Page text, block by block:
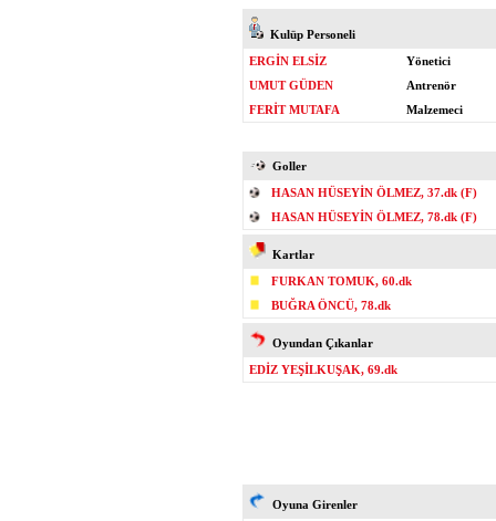
Kulüp Personeli
ERGİN ELSİZ
Yönetici
UMUT GÜDEN
Antrenör
FERİT MUTAFA
Malzemeci
Goller
HASAN HÜSEYİN ÖLMEZ, 37.dk (F)
HASAN HÜSEYİN ÖLMEZ, 78.dk (F)
Kartlar
FURKAN TOMUK, 60.dk
BUĞRA ÖNCÜ, 78.dk
Oyundan Çıkanlar
EDİZ YEŞİLKUŞAK, 69.dk
Oyuna Girenler